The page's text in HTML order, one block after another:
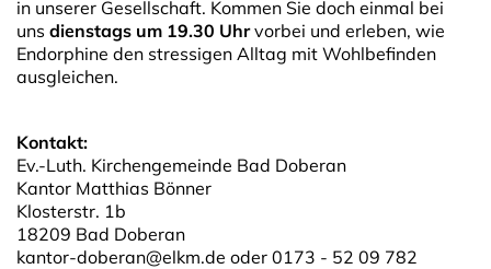
in unserer Gesellschaft. Kommen Sie doch einmal bei
uns dienstags um 19.30 Uhrvorbei und erleben, wie
Endorphine den stressigen Alltag mit Wohlbefinden
ausgleichen.
Kontakt:
Ev.-Luth. Kirchengemeinde Bad Doberan
Kantor Matthias Bönner
Klosterstr. 1b
18209 Bad Doberan
kantor-doberan@elkm.de oder 0173 - 52 09 782